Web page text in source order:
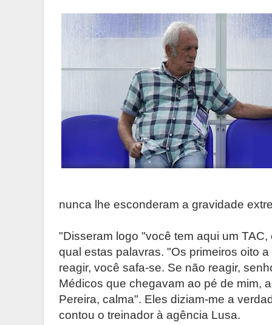
nunca lhe esconderam a gravidade
"Disseram logo "você tem aqui um
qual estas palavras. "Os primeiros oito
reagir, você safa-se. Se não reagir,
Médicos que chegavam ao pé de mim,
Pereira, calma". Eles diziam-me a
contou o treinador à agência Lusa.